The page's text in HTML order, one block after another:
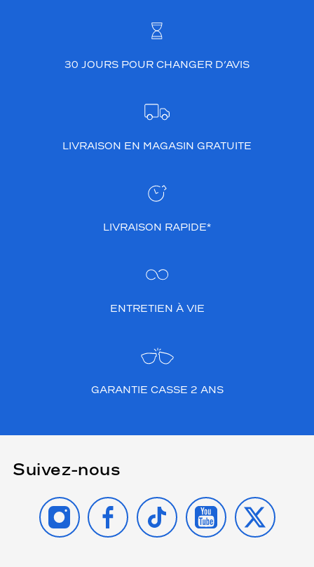
30 JOURS POUR CHANGER D’AVIS
LIVRAISON EN MAGASIN GRATUITE
LIVRAISON RAPIDE*
ENTRETIEN À VIE
GARANTIE CASSE 2 ANS
Suivez-nous
INSTAGRAMFACEBOOK
TIKTOK YOUTUBE
X